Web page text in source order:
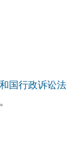
国行政诉讼法